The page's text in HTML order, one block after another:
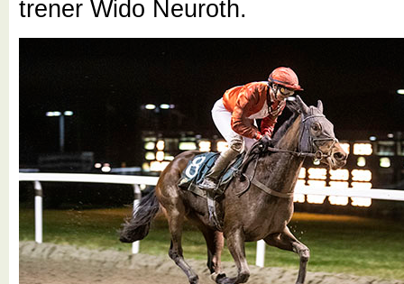
trener Wido Neuroth.